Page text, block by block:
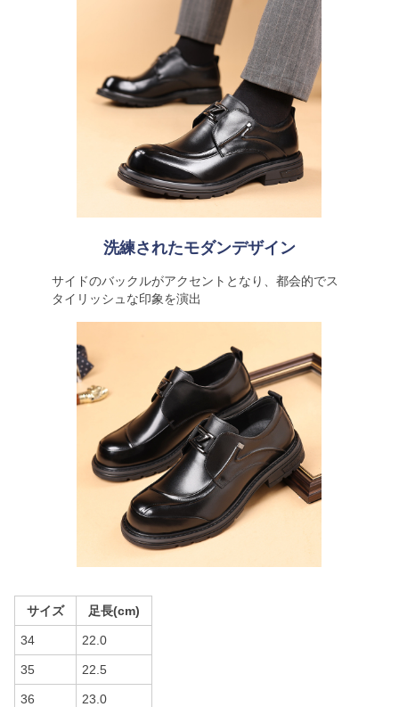
洗練されたモダンデザイン
サイドのバックルがアクセントとなり、都会的でス
タイリッシュな印象を演出
サイズ 足長(cm)
34 22.0
35 22.5
36 23.0